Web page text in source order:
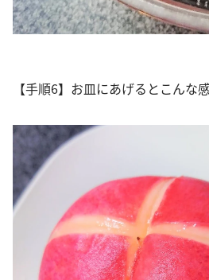
【手順6】お皿にあげるとこんな